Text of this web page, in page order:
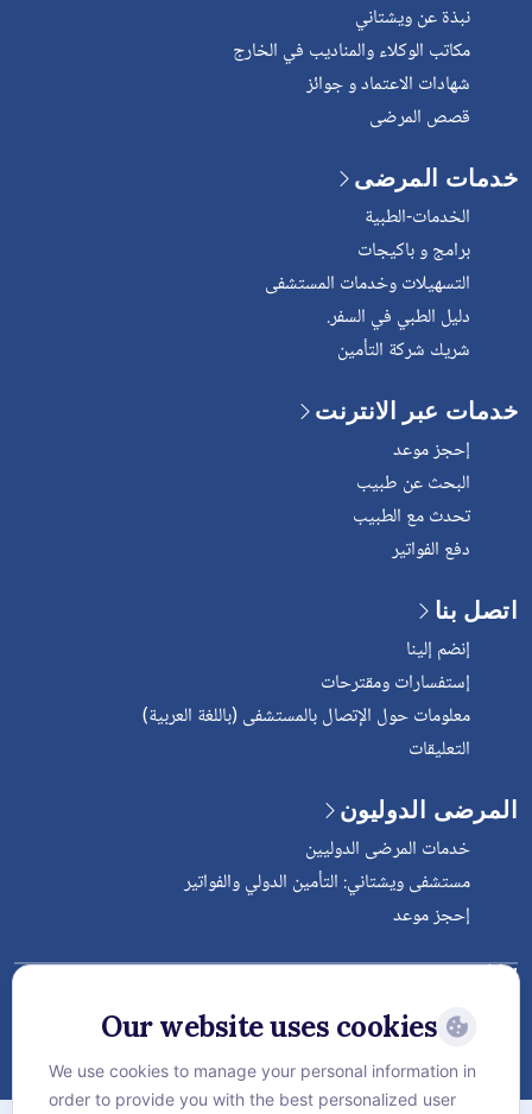
نبذة عن ويشتاني
مكاتب الوكلاء والمناديب في الخارج
شهادات الاعتماد و جوائز
قصص المرضى
خدمات المرضى
الخدمات-الطبية
برامج و باكيجات
التسهيلات وخدمات المستشفى
دليل الطبي في السفر.
شريك شركة التأمين
خدمات عبر الانترنت
إحجز موعد
البحث عن طبيب
تحدث مع الطبيب
دفع الفواتير
اتصل بنا
إنضم إلينا
إستفسارات ومقترحات
معلومات حول الإتصال بالمستشفى (باللغة العربية)
التعليقات
المرضى الدوليون
خدمات المرضى الدوليين
مستشفى ويشتاني: التأمين الدولي والفواتير
إحجز موعد
Follow Vejthani International
Hospital
Our website uses cookies
We use cookies to manage your personal information in
order to provide you with the best personalized user